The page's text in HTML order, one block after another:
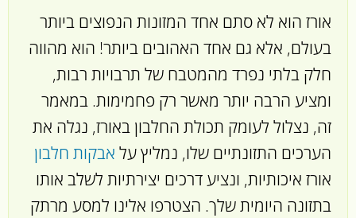
אורז הוא לא סתם אחד המזונות הנפוצים ביותר
בעולם, אלא גם אחד האהובים ביותר! הוא מהווה
חלק בלתי נפרד מהמטבח של תרבויות רבות,
ומציע הרבה יותר מאשר רק פחמימות. במאמר
זה, נצלול לעומק תכולת החלבון באורז, נגלה את
הערכים התזונתיים שלו, נמליץ על אבקות חלבון
אורז איכותיות, ונציע דרכים יצירתיות לשלב אותו
בתזונה היומית שלך. הצטרפו אלינו למסע מרתק